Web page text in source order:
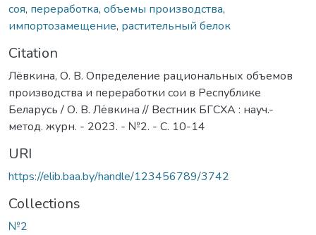
соя, переработка, объемы производства,
импортозамещение, растительный белок
Citation
Лёвкина, О. В. Определение рациональных объемов
производства и переработки сои в Республике
Беларусь / О. В. Лёвкина // Вестник БГСХА : науч.-
метод. журн. - 2023. - №2. - С. 10-14
URI
https://elib.baa.by/handle/123456789/3742
Collections
№2